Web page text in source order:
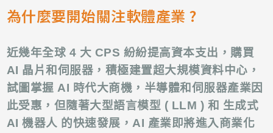
為什麼要開始關注軟體產業 ?
近幾年全球 4 大 CPS 紛紛提高資本支出，購買
AI 晶片和伺服器，積極建置超大規模資料中心，
試圖掌握 AI 時代大商機，半導體和伺服器產業因
此受惠，但隨著大型語言模型 ( LLM ) 和 生成式
AI 機器人 的快速發展，AI 產業即將進入商業化